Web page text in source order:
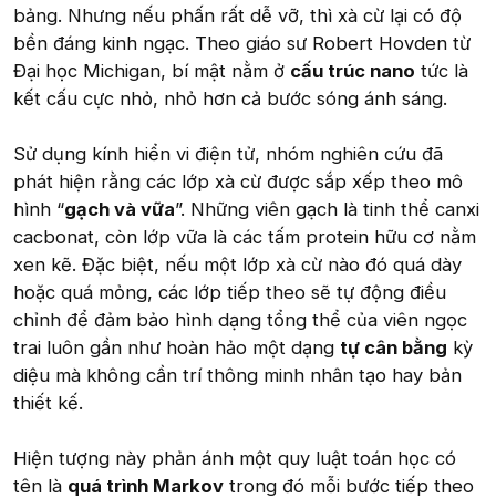
bảng. Nhưng nếu phấn rất dễ vỡ, thì xà cừ lại có độ
bền đáng kinh ngạc. Theo giáo sư Robert Hovden từ
Đại học Michigan, bí mật nằm ở cấu trúc nano tức là
kết cấu cực nhỏ, nhỏ hơn cả bước sóng ánh sáng.
Sử dụng kính hiển vi điện tử, nhóm nghiên cứu đã
phát hiện rằng các lớp xà cừ được sắp xếp theo mô
hình “gạch và vữa”. Những viên gạch là tinh thể canxi
cacbonat, còn lớp vữa là các tấm protein hữu cơ nằm
xen kẽ. Đặc biệt, nếu một lớp xà cừ nào đó quá dày
hoặc quá mỏng, các lớp tiếp theo sẽ tự động điều
chỉnh để đảm bảo hình dạng tổng thể của viên ngọc
trai luôn gần như hoàn hảo một dạng tự cân bằng kỳ
diệu mà không cần trí thông minh nhân tạo hay bản
thiết kế.
Hiện tượng này phản ánh một quy luật toán học có
tên là quá trình Markov trong đó mỗi bước tiếp theo